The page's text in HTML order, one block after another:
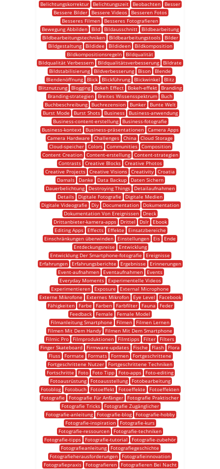
Belichtungskorrektur
Belichtungszeit Beobachten
Besser
Bessere Bilder
Bessere Videos
Besseren Fotos
Besseres Filmen
Besseres Fotografieren
Bewegung Abbilden
Bild Bildausschnitt
Bildbearbeitung
Bildbearbeitungstechniken
Bildbearbeitungstools
Bilder
Bildgestaltung
Bildidee Bildideen
Bildkomposition
Bildkompositionsregeln
Bildqualität
Bildqualität Verbessern
Bildqualitätsverbesserung
Bildrate
Bildstabilisierung
Bildverbesserung Bison
Blende
Blendenöffnung
Blick Blickführung Blickwinkel
Blitz
Blitznutzung
Blogging Bokeh Effect Bokeh-effekt
Branding
Branding-strategien
Breites Wissensspektrum
Buch
Buchbeschreibung
Buchrezension Bunker
Bunte Welt
Burst Mode
Burst Shots Business
Business-anwendung
Business-content-erstellung
Business-fotografie
Business-kontext
Business-präsentationen
Camera Apps
Camera Hardware
Challenges China
Cloud Storage
Cloud-speicher Colors Communities Composition
Content Creation
Content-erstellung
Content-strategien
Contrasts
Creative Blocks
Creative Photos
Creative Projects Creative Visions Creativity Croatia
Damals
Danke Data Backup
Daten Sichern
Dauerbelichtung
Destroying Things
Detailaufnahmen
Details
Digitale Fotografie
Digitale Medien
Digitale Videografie
Diy Documentation
Dokumentation
Dokumentation Von Ereignissen
Dreck
Drittanbieter-kamera-apps
Drittel Dslr
Ebook
Editing Apps
Effects Effekte
Einsatzbereiche
Einschränkungen überwinden
Einstellungen Eis
Ende
Entdeckungsreise
Entwicklung
Entwicklung Der Smartphone-fotografie
Ereignisse
Erfahrungen
Erfahrungsberichte Ergebnisse
Erinnerungen
Event-aufnahmen
Eventaufnahmen
Events
Everyday Moments
Experimentelle Videos
Experimentieren
Exposure
External Microphone
Externe Mikrofone
Externes Mikrofon Eye Level
Facebook
Fähigkeiten
Farbe Farben Farbfilter Fauna
Feder
Feedback
Female
Female Model
Filmanleitung Smartphone
Filmen
Filmen Lernen
Filmen Mit Dem Handy
Filmen Mit Dem Smartphone
Filmic Pro
Filmproduktionen Filmtipps Filter
Filters
Finger Skateboard
Firmware-updates Fische Flash
Flora
Fluss
Formate Formats Formen
Fortgeschrittene
Fortgeschrittene Nutzer
Fortgeschrittene Techniken
Fortschritte
Foto Foto Tipp Foto-apps
Foto-editing
Fotoausrüstung
Fotoausstellung
Fotobearbeitung
Fotoblog
Fotobuch Fotoeffekt Fotoeffekte
Fotoeffekten
Fotografie
Fotografie Für Anfänger
Fotografie Praktischer
Fotografie Tricks
Fotografie Zugänglicher
Fotografie-anleitung
Fotografie-blog
Fotografie-hobby
Fotografie-inspiration
Fotografie-kurs
Fotografie-ressourcen
Fotografie-techniken
Fotografie-tipps
Fotografie-tutorial
Fotografie-zubehör
Fotografieanleitung
Fotografiegeschichte
Fotografieherausforderungen
Fotografieinnovation
Fotografiepraxis
Fotografieren
Fotografieren Bei Nacht